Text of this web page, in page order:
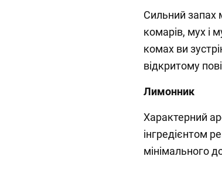
Сильний запах
комарів, мух і
комах ви
відкритому
Лимонник
Характерний
інгредієнтом
мінімального